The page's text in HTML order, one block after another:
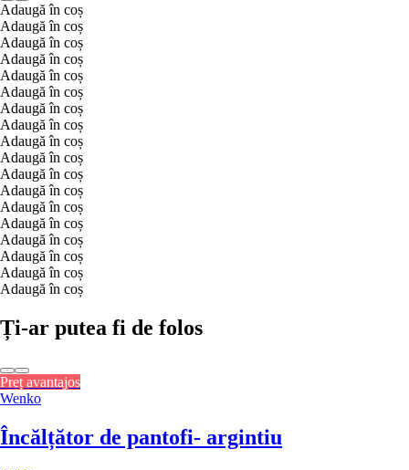
Adaugă în coș
Adaugă în coș
Adaugă în coș
Adaugă în coș
Adaugă în coș
Adaugă în coș
Adaugă în coș
Adaugă în coș
Adaugă în coș
Adaugă în coș
Adaugă în coș
Adaugă în coș
Adaugă în coș
Adaugă în coș
Adaugă în coș
Adaugă în coș
Adaugă în coș
Adaugă în coș
Ți-ar putea fi de folos
Preț avantajos
Wenko
Încălțător de pantofi- argintiu